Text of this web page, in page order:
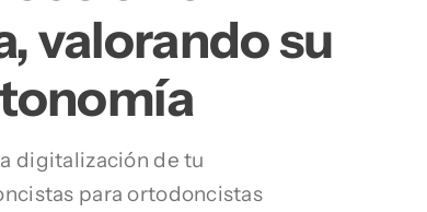
valorando su
digitalización de tu
para ortodoncistas